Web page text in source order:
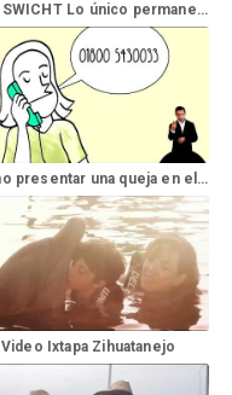
ONE SWICHT Lo único permanente
Cómo presentar una queja en el Conapred
Video Ixtapa Zihuatanejo